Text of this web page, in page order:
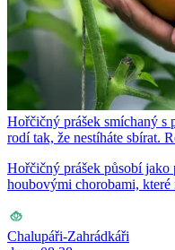
Hořčičný prášek smíchaný s
rodí tak, že nestíháte sbírat.
Hořčičný prášek působí
houbovými chorobami,
Chalupáři-Zahrádkáři